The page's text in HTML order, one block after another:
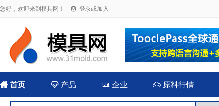
您好，欢迎来到模具网！  登录或加入
首页  产品 企业 原料行情